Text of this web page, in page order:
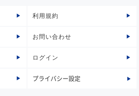
利用規約
お問い合わせ
ログイン
プライバシー設定